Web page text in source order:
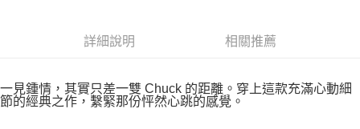
詳細說明 相關推薦
一見鍾情，其實只差一雙 Chuck 的距離。穿上這款充滿心動細
節的經典之作，繫緊那份怦然心跳的感覺。